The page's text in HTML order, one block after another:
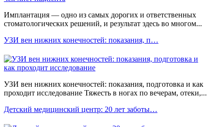
Имплантация — одно из самых дорогих и ответственных
стоматологических решений, и результат здесь во многом...
УЗИ вен нижних конечностей: показания, п…
УЗИ вен нижних конечностей: показания, подготовка и как
проходит исследование Тяжесть в ногах по вечерам, отеки,...
Детский медицинский центр: 20 лет заботы…